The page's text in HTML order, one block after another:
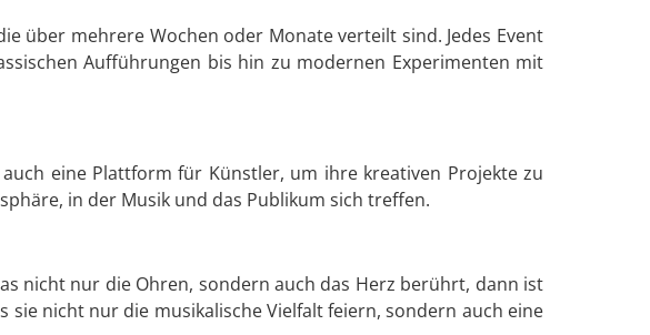
über mehrere Wochen oder Monate verteilt sind. Jedes Event
Aufführungen bis hin zu modernen Experimenten mit
eine Plattform für Künstler, um ihre kreativen Projekte zu
in der Musik und das Publikum sich treffen.
nicht nur die Ohren, sondern auch das Herz berührt, dann ist
sie nicht nur die musikalische Vielfalt feiern, sondern auch eine